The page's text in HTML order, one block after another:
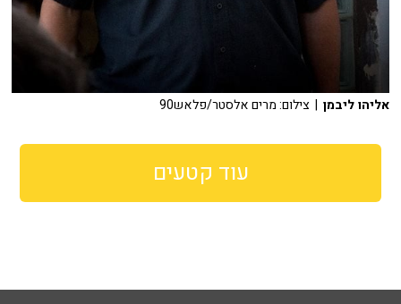
אליהו ליבמן | צילום: מרים אלסטר/פלאש90
עוד קטעים